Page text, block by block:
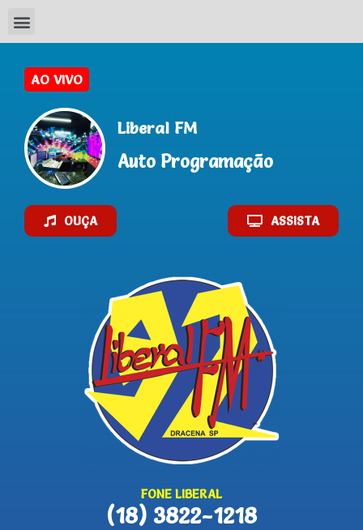
AO VIVO
Liberal FM
Auto Programação
OUÇA ASSISTA
FONE LIBERAL
(18) 3822-1218